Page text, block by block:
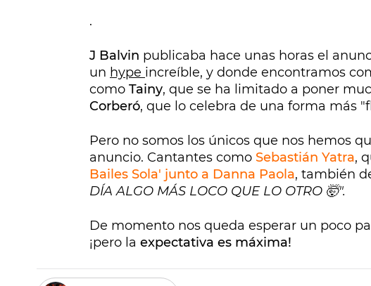
.
J Balvin publicaba hace unas horas el
un hype increíble, y donde encontramos
como Tainy, que se ha limitado a poner
Corberó, que lo celebra de una forma más
Pero no somos los únicos que nos hemos
anuncio. Cantantes como Sebastián Yatra,
Bailes Sola' junto a Danna Paola, también
DÍA ALGO MÁS LOCO QUE LO OTRO 🤯".
De momento nos queda esperar un poco
¡pero la expectativa es máxima!